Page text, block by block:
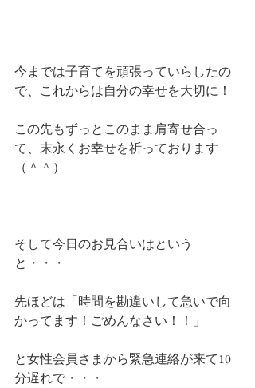
今までは子育てを頑張っていらしたの
で、これからは自分の幸せを大切に！
この先もずっとこのまま肩寄せ合っ
て、末永くお幸せを祈っております
（＾＾）
そして今日のお見合いはという
と・・・
先ほどは「時間を勘違いして急いで向
かってます！ごめんなさい！！」
と女性会員さまから緊急連絡が来て10
分遅れで・・・